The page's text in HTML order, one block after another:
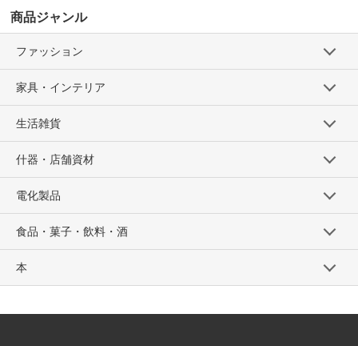
商品ジャンル
ファッション
家具・インテリア
生活雑貨
什器・店舗資材
電化製品
食品・菓子・飲料・酒
本